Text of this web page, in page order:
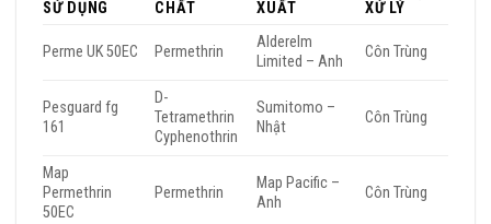
SỬ DỤNG
CHẤT
XUẤT
XỬ LÝ
Perme UK 50EC Permethrin
Alderelm
Limited – Anh
Côn Trùng
Pesguard fg
161
D-
Tetramethrin
Cyphenothrin
Sumitomo –
Nhật
Côn Trùng
Map
Permethrin
50EC
Permethrin
Map Pacific –
Anh
Côn Trùng